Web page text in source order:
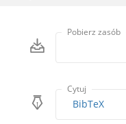
Pobierz zasób
Cytuj
BibTeX